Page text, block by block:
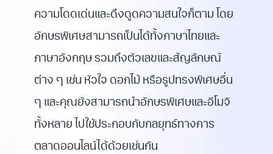
ความโดดเด่นและดึงดูดความสนใจก็ตาม โดย
อักษรพิเศษสามารถเป็นได้ทั้งภาษาไทยและ
ภาษาอังกฤษ รวมถึงตัวเลขและสัญลักษณ์
ต่าง ๆ เช่น หัวใจ ดอกไม้ หรือรูปทรงพิเศษอื่น
ๆ และคุณยังสามารถนำอักษรพิเศษและอีโมจิ
ทั้งหลาย ไปใช้ประกอบกับกลยุทธ์ทางการ
ตลาดออนไลน์ได้ด้วยเช่นกัน